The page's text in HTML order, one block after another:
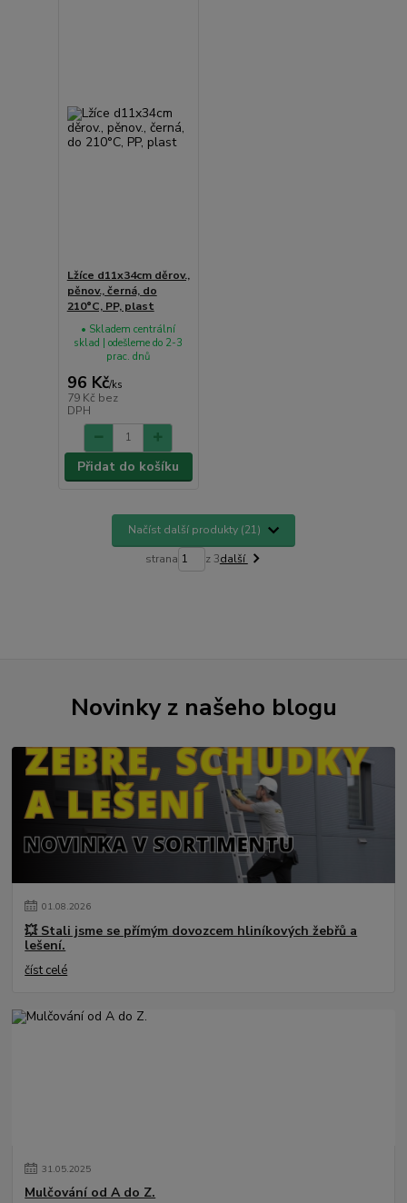
Lžíce d11x34cm děrov.,
pěnov., černá, do
210°C, PP, plast
96 Kč/ks
79 Kč bez
DPH
• Skladem centrální
sklad | odešleme do 2-3
prac. dnů
Přidat do košíku
Načíst další produkty (21)
strana z 3další
Novinky z našeho blogu
01.08.2026
💥 Stali jsme se přímým dovozcem hliníkových žebřů a
lešení.
číst celé
31.05.2025
Mulčování od A do Z.